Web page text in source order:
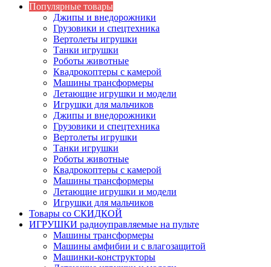
Популярные товары
Джипы и внедорожники
Грузовики и спецтехника
Вертолеты игрушки
Танки игрушки
Роботы животные
Квадрокоптеры с камерой
Машины трансформеры
Летающие игрушки и модели
Игрушки для мальчиков
Джипы и внедорожники
Грузовики и спецтехника
Вертолеты игрушки
Танки игрушки
Роботы животные
Квадрокоптеры с камерой
Машины трансформеры
Летающие игрушки и модели
Игрушки для мальчиков
Товары со СКИДКОЙ
ИГРУШКИ радиоуправляемые на пульте
Машины трансформеры
Машины амфибии и с влагозащитой
Машинки-конструкторы